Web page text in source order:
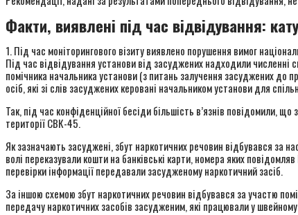
Факти, виявлені під час відвідування:
1. Під час моніторингового візиту виявлено порушення вимог
Під час відвідування установи від засуджених надходили
помічника начальника установи (з питань залучення засуджених
осіб, які зі слів засуджених керовані начальником установи для
Так, під час конфіденційної бесіди більшість в’язнів
території СВК-45.
Як зазначають засуджені, збут наркотичних речовин відбувався за
волі переказували кошти на банківські карти, номера яких
перевірки інформації передавали засудженому наркотичний засіб.
За іншою схемою збут наркотичних речовин відбувався за участю
передачу наркотичних засобів засудженим, які працювали у